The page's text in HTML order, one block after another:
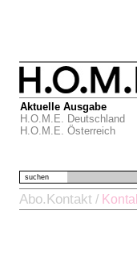
Aktuelle Ausgabe
H.O.M.E. Deutschland
H.O.M.E. Österreich
suchen
Abo.Kontakt /